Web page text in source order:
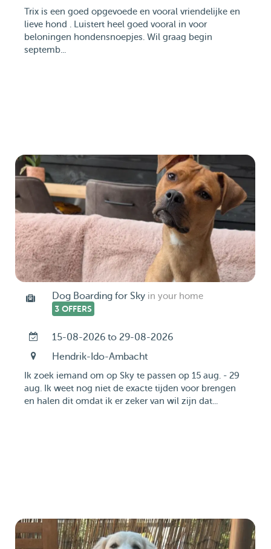
Trix is een goed opgevoede en vooral vriendelijke en
lieve hond . Luistert heel goed vooral in voor
beloningen hondensnoepjes. Wil graag begin
septemb...
Dog Boarding for Sky in your home
3 OFFERS
15-08-2026 to 29-08-2026
Hendrik-Ido-Ambacht
Ik zoek iemand om op Sky te passen op 15 aug. - 29
aug. Ik weet nog niet de exacte tijden voor brengen
en halen dit omdat ik er zeker van wil zijn dat...